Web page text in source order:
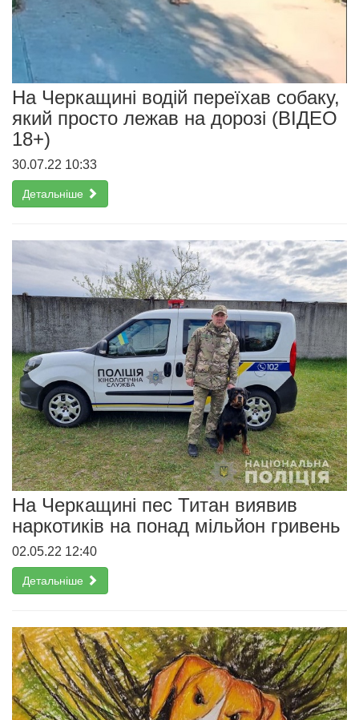
На Черкащині водій переїхав собаку,
який просто лежав на дорозі (ВІДЕО
18+)
30.07.22 10:33
Детальніше
На Черкащині пес Титан виявив
наркотиків на понад мільйон гривень
02.05.22 12:40
Детальніше